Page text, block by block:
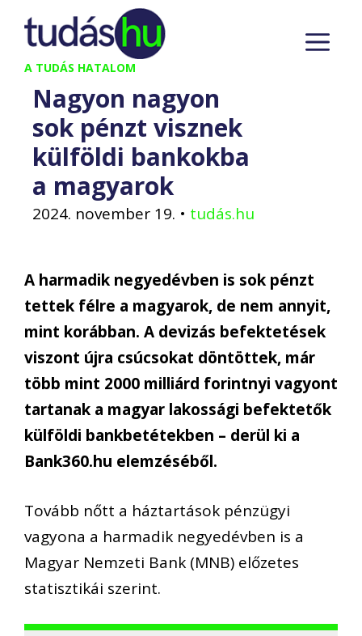
Kilépés
tartalomba
A TUDÁS HATALOM
Nagyon nagyon
sok pénzt visznek
külföldi bankokba
a magyarok
2024. november 19. • tudás.hu
A harmadik negyedévben is sok pénzt
tettek félre a magyarok, de nem annyit,
mint korábban. A devizás befektetések
viszont újra csúcsokat döntöttek, már
több mint 2000 milliárd forintnyi vagyont
tartanak a magyar lakossági befektetők
külföldi bankbetétekben – derül ki a
Bank360.hu elemzéséből.
Tovább nőtt a háztartások pénzügyi
vagyona a harmadik negyedévben is a
Magyar Nemzeti Bank (MNB) előzetes
statisztikái szerint.